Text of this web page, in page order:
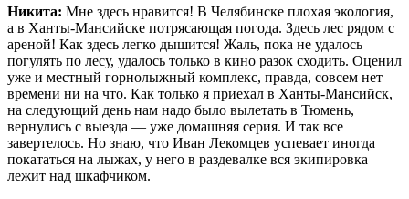
Никита: Мне здесь нравится! В Челябинске плохая экология,
а в Ханты-Мансийске потрясающая погода. Здесь лес рядом с
ареной! Как здесь легко дышится! Жаль, пока не удалось
погулять по лесу, удалось только в кино разок сходить. Оценил
уже и местный горнолыжный комплекс, правда, совсем нет
времени ни на что. Как только я приехал в Ханты-Мансийск,
на следующий день нам надо было вылетать в Тюмень,
вернулись с выезда — уже домашняя серия. И так все
завертелось. Но знаю, что Иван Лекомцев успевает иногда
покататься на лыжах, у него в раздевалке вся экипировка
лежит над шкафчиком.